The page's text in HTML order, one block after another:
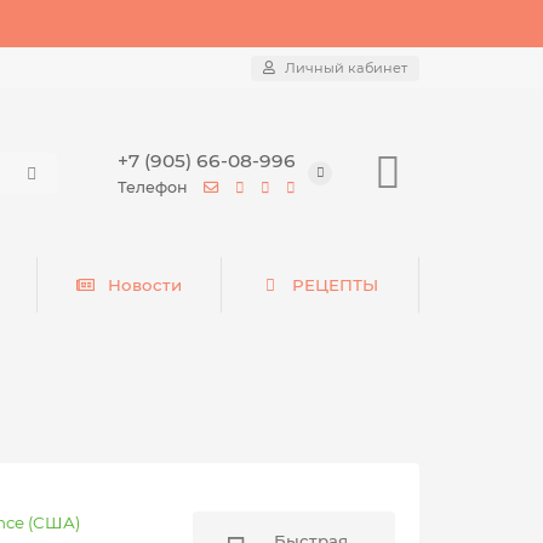
Личный кабинет
+7 (905) 66-08-996
Телефон
Новости РЕЦЕПТЫ
(США)